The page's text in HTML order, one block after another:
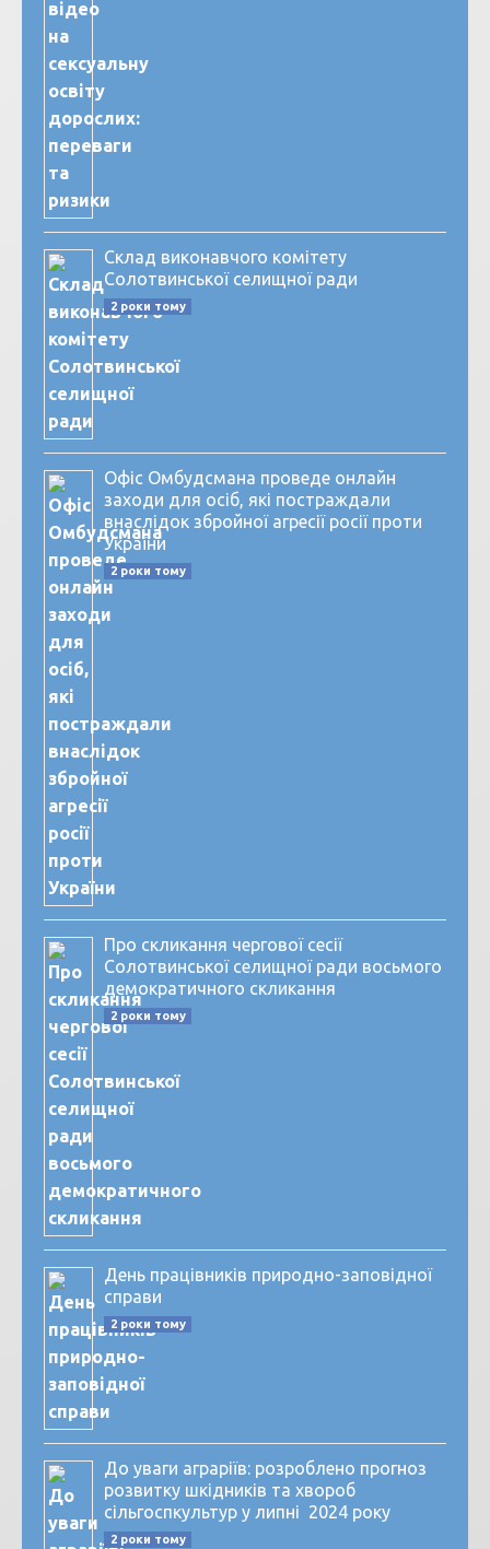
Склад виконавчого комітету
Солотвинської селищної ради
2 роки тому
Офіс Омбудсмана проведе онлайн
заходи для осіб, які постраждали
внаслідок збройної агресії росії проти
України
2 роки тому
Про скликання чергової сесії
Солотвинської селищної ради восьмого
демократичного скликання
2 роки тому
День працівників природно-заповідної
справи
2 роки тому
До уваги аграріїв: розроблено прогноз
розвитку шкідників та хвороб
сільгоспкультур у липні 2024 року
2 роки тому